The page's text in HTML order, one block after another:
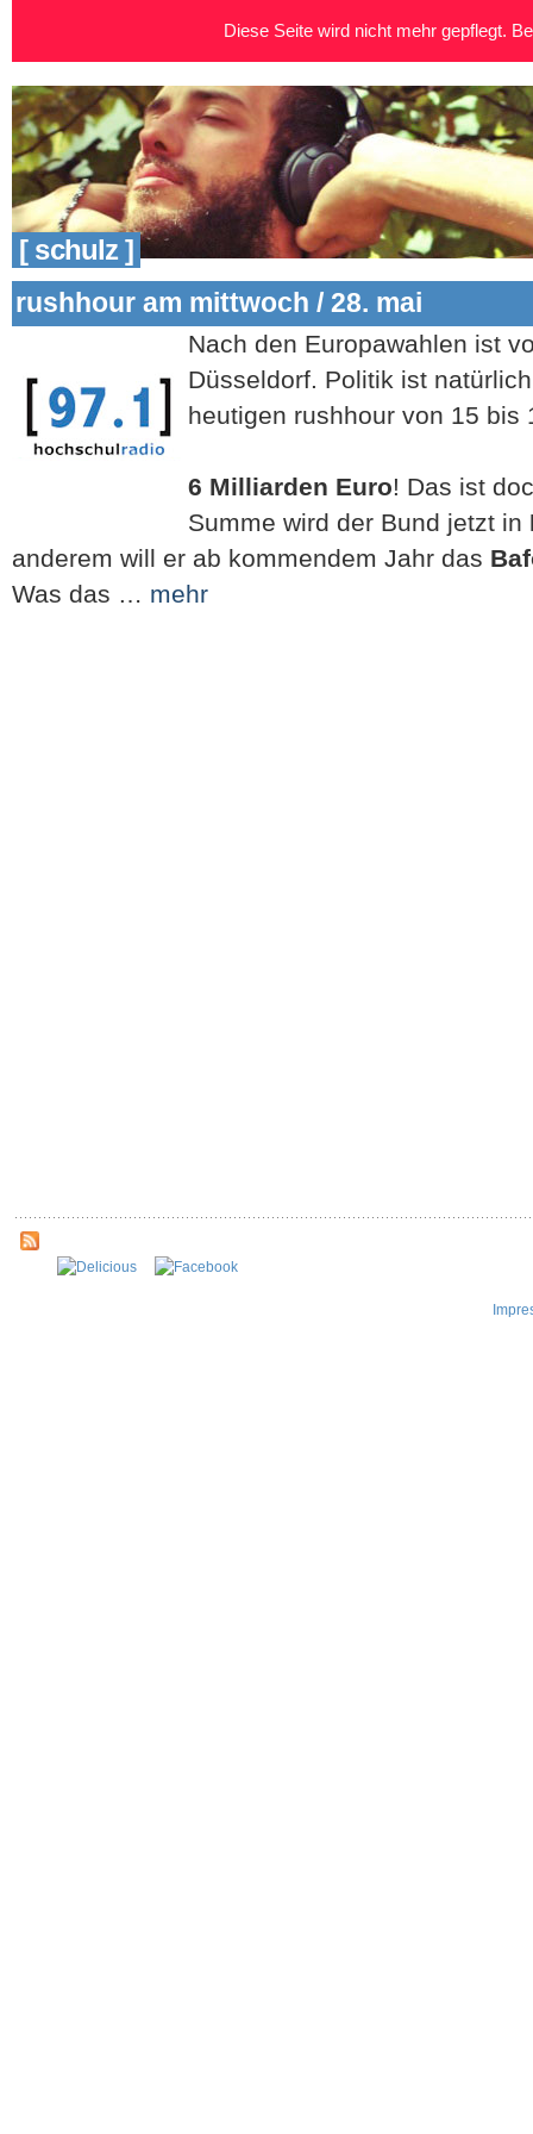
[ schulz ]
rushhour am mittwoch / 28. mai
Nach den Europawahlen ist
Düsseldorf. Politik ist
heutigen rushhour von 15 bis
6 Milliarden Euro! Das ist
Summe wird der Bund jetzt in
anderem will er ab kommendem Jahr das
Was das … mehr
Diese Seite wird nicht mehr gepflegt.